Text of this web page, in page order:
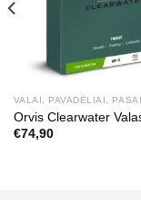
VALAI, PAVADĖLIAI,
Orvis Clearwater
€74,90